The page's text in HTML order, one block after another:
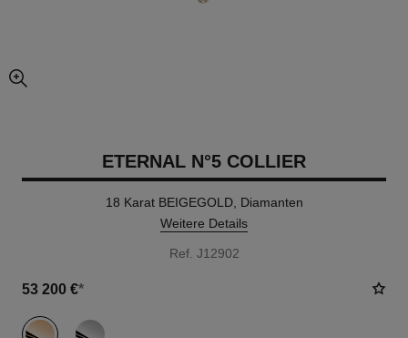
vergrößerter teil des bildes
ETERNAL N°5 COLLIER
18 Karat BEIGEGOLD, Diamanten
Weitere Details
Ref. J12902
53 200 €*
variante (2)